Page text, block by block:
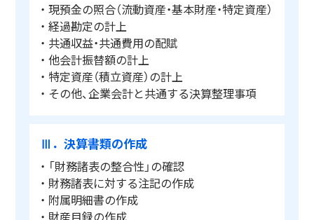
・ 現預金の照合（流動資産・基本財産・特定資産）
・ 経過勘定の計上
・ 共通収益・共通費用の配賦
・ 他会計振替額の計上
・ 特定資産（積立資産）の計上
・ その他、企業会計と共通する決算整理事項
Ⅲ．決算書類の作成
・ 「財務諸表の整合性」の確認
・ 財務諸表に対する注記の作成
・ 附属明細書の作成
・ 財産目録の作成